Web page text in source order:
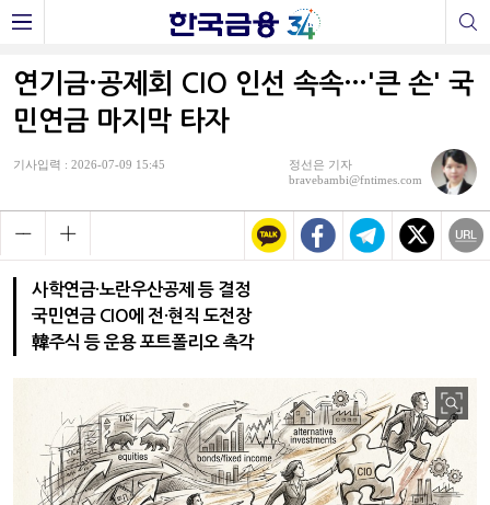
연기금·공제회 CIO 인선 속속…'큰 손' 국
민연금 마지막 타자
기사입력 : 2026-07-09 15:45
정선은 기자
bravebambi@fntimes.com
사학연금·노란우산공제 등 결정
국민연금 CIO에 전·현직 도전장
韓주식 등 운용 포트폴리오 촉각